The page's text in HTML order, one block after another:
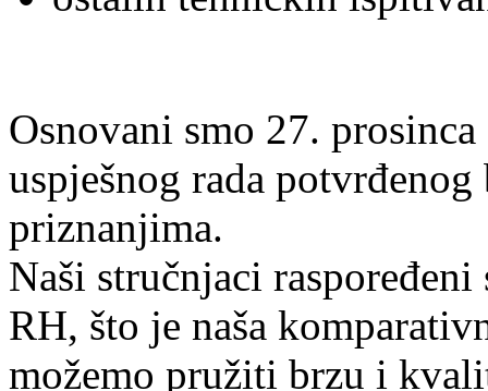
Osnovani smo 27.
uspješnog rada
priznanjima.
Naši stručnjaci
RH, što je naša
možemo pružiti brzu i